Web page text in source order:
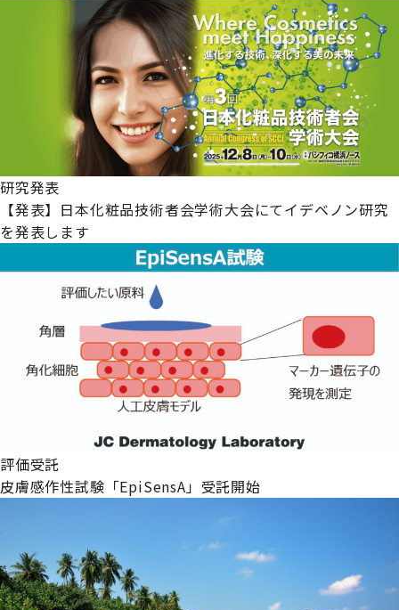
研究発表
【発表】日本化粧品技術者会学術大会にてイデベノン研究
を発表します
評価受託
皮膚感作性試験「EpiSensA」受託開始